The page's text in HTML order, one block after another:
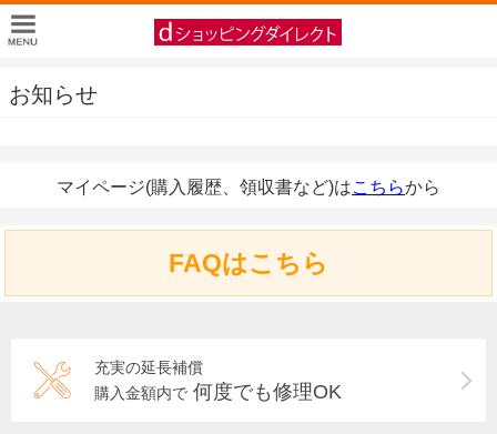
お知らせ
マイページ(購入履歴、領収書など)はこちらから
FAQはこちら
充実の延長補償
購入金額内で 何度でも修理OK